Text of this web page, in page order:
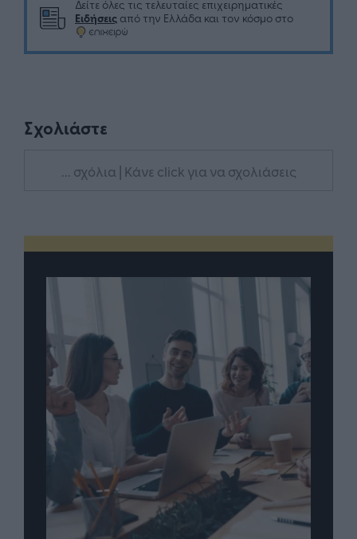
Δείτε όλες τις τελευταίες επιχειρηματικές
Ειδήσεις από την Ελλάδα και τον κόσμο στο
Σχολιάστε
... σχόλια | Κάνε click για να σχολιάσεις